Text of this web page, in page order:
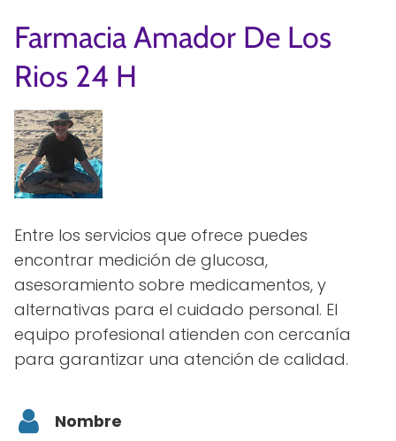
Farmacia Amador De Los
Rios 24 H
Entre los servicios que ofrece puedes
encontrar medición de glucosa,
asesoramiento sobre medicamentos, y
alternativas para el cuidado personal. El
equipo profesional atienden con cercanía
para garantizar una atención de calidad.
Nombre